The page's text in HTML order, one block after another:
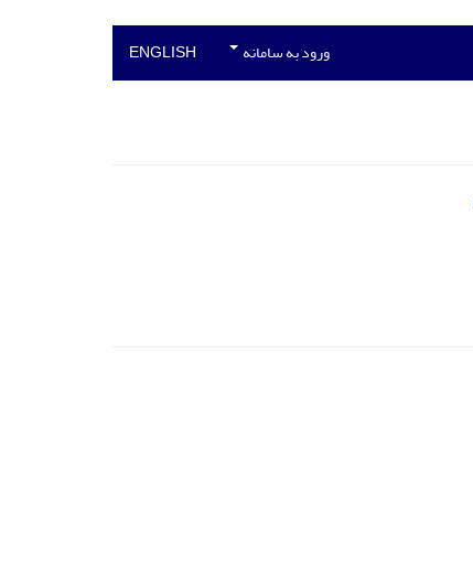
ورود به سامانه ENGLISH